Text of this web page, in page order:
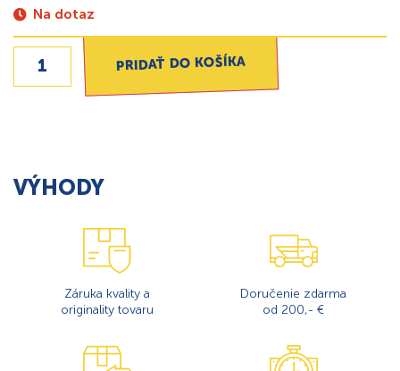
Na dotaz
PRIDAŤ DO KOŠÍKA
VÝHODY
Záruka kvality a
originality tovaru
Doručenie zdarma
od 200,- €